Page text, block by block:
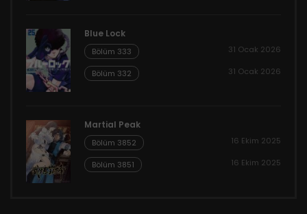
Blue Lock
Bölüm 333 31 Ocak 2026
Bölüm 332 31 Ocak 2026
Martial Peak
Bölüm 3852 16 Ekim 2025
Bölüm 3851 16 Ekim 2025